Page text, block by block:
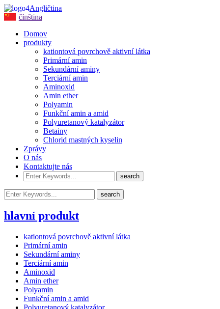
Angličtina
čínština
Domov
produkty
kationtová povrchově aktivní látka
Primární amin
Sekundární aminy
Terciární amin
Aminoxid
Amin ether
Polyamin
Funkční amin a amid
Polyuretanový katalyzátor
Betainy
Chlorid mastných kyselin
Zprávy
O nás
Kontaktujte nás
hlavní produkt
kationtová povrchově aktivní látka
Primární amin
Sekundární aminy
Terciární amin
Aminoxid
Amin ether
Polyamin
Funkční amin a amid
Polyuretanový katalyzátor